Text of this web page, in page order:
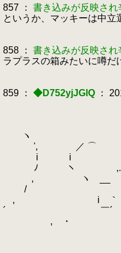
857 ： 書き込みが反映さ
というか、マッキーは中
858 ： 書き込みが反映さ
ラプラスの箱みたいに噂だ
859 ： ◆D752yjJGlQ ：
/
ヽ
', ／ ⌒
i i
ﾉ ヽ ,.
, ヽ __ |
/ | ｀ゝ-‐’
, i ｀
´ ￣´
, ・ ヽ
ゝ | }
| / {